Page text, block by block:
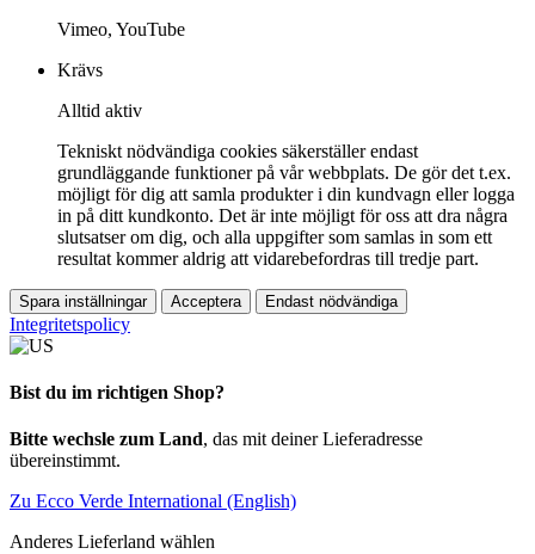
Vimeo, YouTube
Krävs
Alltid aktiv
Tekniskt nödvändiga cookies säkerställer endast
grundläggande funktioner på vår webbplats. De gör det t.ex.
möjligt för dig att samla produkter i din kundvagn eller logga
in på ditt kundkonto. Det är inte möjligt för oss att dra några
slutsatser om dig, och alla uppgifter som samlas in som ett
resultat kommer aldrig att vidarebefordras till tredje part.
Spara inställningar Acceptera Endast nödvändiga
Integritetspolicy
Bist du im richtigen Shop?
Bitte wechsle zum Land, das mit deiner Lieferadresse
übereinstimmt.
Zu Ecco Verde International (English)
Anderes Lieferland wählen